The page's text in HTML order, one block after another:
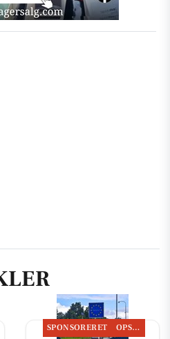
SPONSORERET OPSLAGSTAVLEN